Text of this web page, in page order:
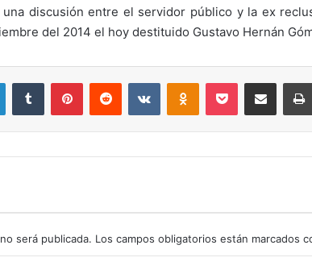
discusión entre el servidor público y la ex
del 2014 el hoy destituido Gustavo Hernán
LinkedInTumblr PinterestReddit VKontakteOdnoklassniki
Pocket Compartir por correo
será publicada. Los campos obligatorios están marcados